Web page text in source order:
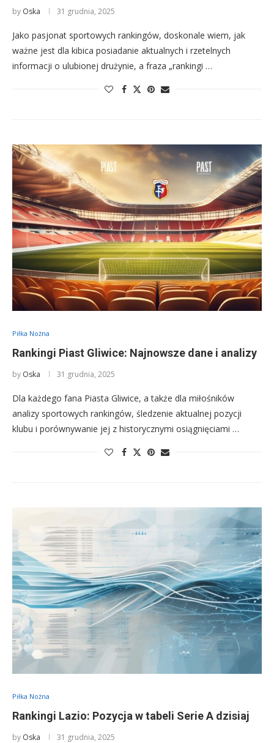
by Oska 31 grudnia, 2025
Jako pasjonat sportowych rankingów, doskonale wiem, jak
ważne jest dla kibica posiadanie aktualnych i rzetelnych
informacji o ulubionej drużynie, a fraza „rankingi …
Piłka Nożna
Rankingi Piast Gliwice: Najnowsze dane i analizy
by Oska 31 grudnia, 2025
Dla każdego fana Piasta Gliwice, a także dla miłośników
analizy sportowych rankingów, śledzenie aktualnej pozycji
klubu i porównywanie jej z historycznymi osiągnięciami …
Piłka Nożna
Rankingi Lazio: Pozycja w tabeli Serie A dzisiaj
by Oska 31 grudnia, 2025